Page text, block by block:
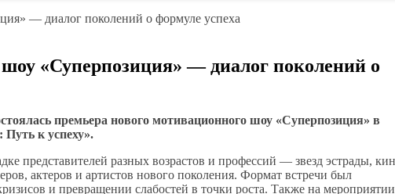
«Суперпозиция» — диалог поколений о
премьера нового мотивационного шоу «Суперпозиция» в
к успеху».
представителей разных возрастов и профессий — звезд эстрады,
актеров и артистов нового поколения. Формат встречи был
и превращении слабостей в точки роста. Также на мероприятии